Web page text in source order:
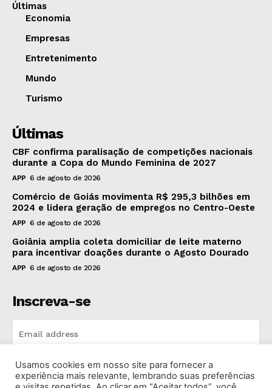
Últimas
Economia
Empresas
Entretenimento
Mundo
Turismo
Últimas
CBF confirma paralisação de competições nacionais
durante a Copa do Mundo Feminina de 2027
APP 6 de agosto de 2026
Comércio de Goiás movimenta R$ 295,3 bilhões em
2024 e lidera geração de empregos no Centro-Oeste
APP 6 de agosto de 2026
Goiânia amplia coleta domiciliar de leite materno
para incentivar doações durante o Agosto Dourado
APP 6 de agosto de 2026
Inscreva-se
INSCREVA-SE
Usamos cookies em nosso site para fornecer a
experiência mais relevante, lembrando suas preferências